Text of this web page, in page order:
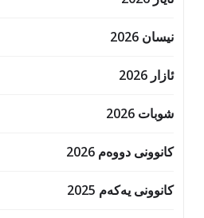
نیسان 2026
ئازار 2026
شوبات 2026
کانوونی دووەم 2026
کانوونی یەکەم 2025